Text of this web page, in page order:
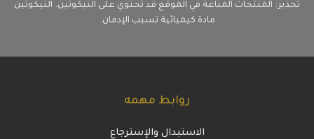
تحذير: المنتجات المباعة في الموقع قد تحتوي على النيكوتين. النيكوتين
مادة كيميائية تسبب الإدمان.
روابط مهمه
الاستبدال والإسترجاع